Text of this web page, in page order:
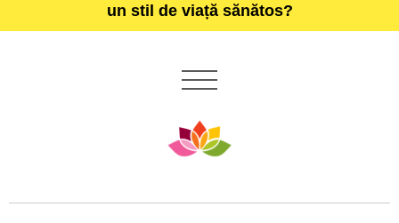
un stil de viață sănătos?